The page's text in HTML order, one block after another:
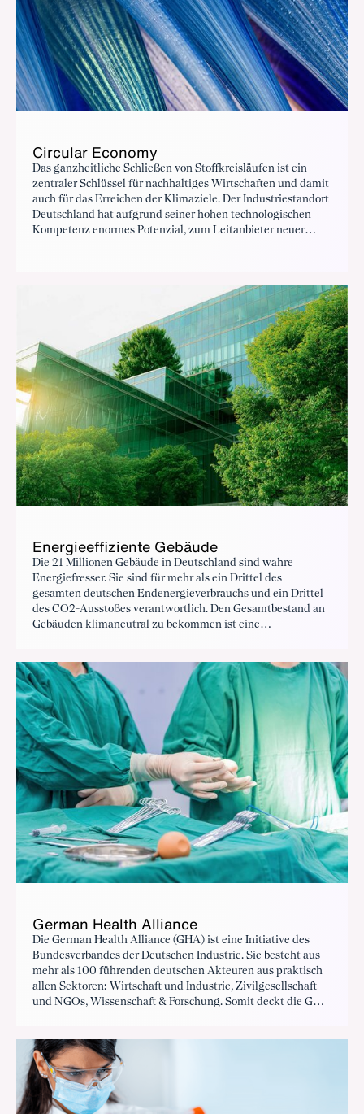
Circular Economy
Das ganzheitliche Schließen von Stoffkreisläufen ist ein
zentraler Schlüssel für nachhaltiges Wirtschaften und damit
auch für das Erreichen der Klimaziele. Der Industriestandort
Deutschland hat aufgrund seiner hohen technologischen
Kompetenz enormes Potenzial, zum Leitanbieter neuer
Energieeffiziente Gebäude
Die 21 Millionen Gebäude in Deutschland sind wahre
Energiefresser. Sie sind für mehr als ein Drittel des
gesamten deutschen Endenergieverbrauchs und ein Drittel
des CO2-Ausstoßes verantwortlich. Den Gesamtbestand an
Gebäuden klimaneutral zu bekommen ist eine
die passenden Technologien, benötigt aber
Planungssicherheit und die richtigen Rahmenbedingungen.
German Health Alliance
Die German Health Alliance (GHA) ist eine Initiative des
Bundesverbandes der Deutschen Industrie. Sie besteht aus
mehr als 100 führenden deutschen Akteuren aus praktisch
allen Sektoren: Wirtschaft und Industrie, Zivilgesellschaft
und NGOs, Wissenschaft & Forschung. Somit deckt die GHA